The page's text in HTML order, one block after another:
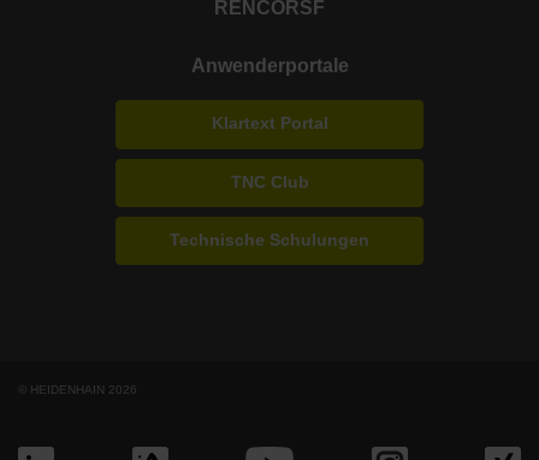
RENCORSF
Anwenderportale
Klartext Portal
TNC Club
Technische Schulungen
© HEIDENHAIN 2026